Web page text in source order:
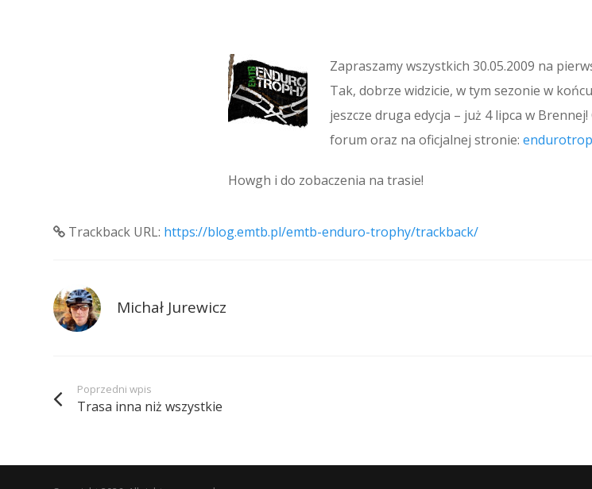
Zapraszamy wszystkich 30.05.2009 na
Tak, dobrze widzicie, w tym sezonie w
jeszcze druga edycja – już 4 lipca w
forum oraz na oficjalnej stronie:
Howgh i do zobaczenia na trasie!
Trackback URL: https://blog.emtb.pl/emtb-enduro-trophy/trackback/
Michał Jurewicz
Poprzedni wpis
Trasa inna niż wszystkie